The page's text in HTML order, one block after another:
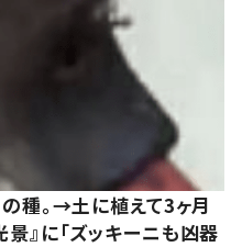
種。→土に植えて3ヶ月
』に「ズッキーニも凶器